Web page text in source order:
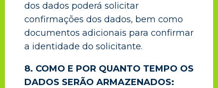
dos dados poderá solicitar
confirmações dos dados, bem como
documentos adicionais para confirmar
a identidade do solicitante.
8. COMO E POR QUANTO TEMPO OS
DADOS SERÃO ARMAZENADOS: